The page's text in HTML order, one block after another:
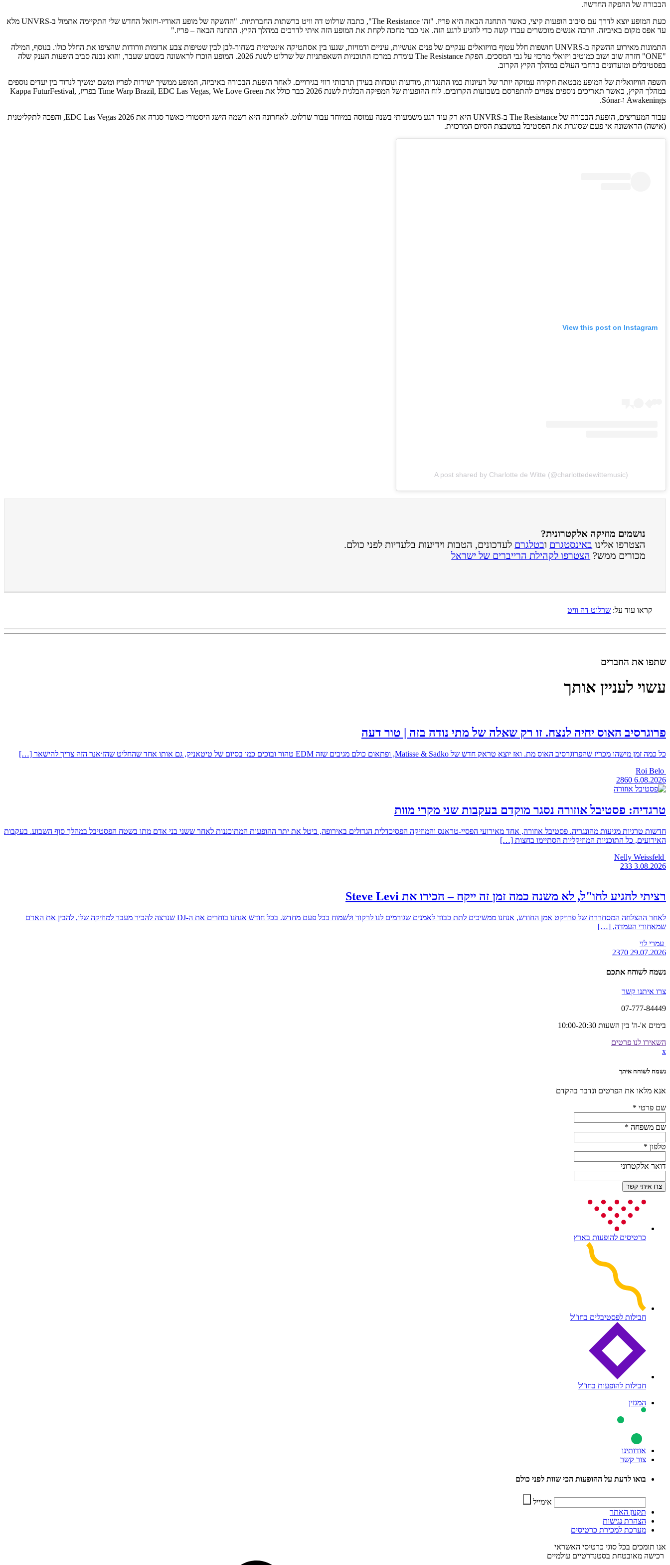
הבכורה של ההפקה החדשה.
כעת המופע יוצא לדרך עם סיבוב הופעות קיצי, כאשר התחנה הבאה היא פריז. "זהו The Resistance", כתבה שרלוט דה וויט ברשתות החברתיות. "ההשקה של מופע האודיו-ויזואל החדש שלי התקיימה אתמול ב-UNVRS מלא
עד אפס מקום באיביזה. הרבה אנשים מוכשרים עבדו קשה כדי להגיע לרגע הזה. אני כבר מחכה לקחת את המופע הזה איתי לדרכים במהלך הקיץ. התחנה הבאה – פריז."
התמונות מאירוע ההשקה ב-UNVRS חושפות חלל עטוף בוויזואלים ענקיים של פנים אנושיות, עיניים ודמויות, שנעו בין אסתטיקה אינטימית בשחור-לבן לבין שטיפות צבע אדומות וורודות שהציפו את החלל כולו. בנוסף, המילה
"ONE" חזרה שוב ושוב כמוטיב ויזואלי מרכזי על גבי המסכים. הפקת The Resistance עומדת במרכז התוכניות השאפתניות של שרלוט לשנת 2026. המופע הוכרז לראשונה בשבוע שעבר, והוא נבנה סביב הופעות הענק שלה
בפסטיבלים ומועדונים ברחבי העולם במהלך הקיץ הקרוב.
השפה הוויזואלית של המופע מבטאת חקירה עמוקה יותר של רעיונות כמו התנגדות, מודעות ונוכחות בעידן תרבותי רווי בגירויים. לאחר הופעת הבכורה באיביזה, המופע ממשיך ישירות לפריז ומשם ימשיך לנדוד בין יעדים נוספים
במהלך הקיץ, כאשר תאריכים נוספים צפויים להתפרסם בשבועות הקרובים. לוח ההופעות של המפיקה הבלגית לשנת 2026 כבר כולל את Time Warp Brazil, EDC Las Vegas, We Love Green בפריז, Kappa FuturFestival,
Awakenings ו-Sónar.
עבור המעריצים, הופעת הבכורה של The Resistance ב-UNVRS היא רק עוד רגע משמעותי בשנה עמוסה במיוחד עבור שרלוט. לאחרונה היא רשמה הישג היסטורי כאשר סגרה את EDC Las Vegas 2026, והפכה לתקליטנית
(אישה) הראשונה אי פעם שסוגרת את הפסטיבל במשבצת הסיום המרכזית.
View this post on Instagram
A post shared by Charlotte de Witte (@charlottedewittemusic)
נושמים מוזיקה אלקטרונית?
הצטרפו אלינו באינסטגרם ובטלגרם לעדכונים, הטבות וידיעות בלעדיות לפני כולם.
מכורים ממש? הצטרפו לקהילת הרייברים של ישראל
קראו עוד על: שרלוט דה וויט
שתפו את החברים
עשוי לעניין אותך
פרוגרסיב האוס יחיה לנצח. זו רק שאלה של מתי נודה בזה | טור דעה
כל כמה זמן מישהו מכריז שהפרוגרסיב האוס מת. ואז יוצא טראק חדש של Matisse & Sadko, ופתאום כולם מגיבים שזה EDM טהור ובוכים כמו בסיום של טיטאניק, גם אותו אחד שהחליט שהז׳אנר הזה צריך להישאר […]
6.08.2026
2860
טרגדיה: פסטיבל אוזורה נסגר מוקדם בעקבות שני מקרי מוות
חדשות טרגיות מגיעות מהונגריה. פסטיבל אוזורה, אחד מאירועי הפסיי-טראנס והמוזיקה הפסיכדלית הגדולים באירופה, ביטל את יתר ההופעות המתוכננות לאחר ששני בני אדם מתו בשטח הפסטיבל במהלך סוף השבוע. בעקבות
האירועים, כל התוכניות המוזיקליות הסתיימו בחצות […]
3.08.2026
233
רציתי להגיע לחו"ל, לא משנה כמה זמן זה ייקח – הכירו את Steve Levi
לאחר ההצלחה המסחררת של פרויקט אמן החודש, אנחנו ממשיכים לתת כבוד לאמנים שגורמים לנו לרקוד ולשמוח בכל פעם מחדש. בכל חודש אנחנו בוחרים את ה-DJ שנרצה להכיר מעבר למוזיקה שלו, להבין את האדם
שמאחורי העמדה, […]
עמרי לוי
29.07.2026
2370
נשמח לשוחח אתכם
צרו איתנו קשר
07-777-84449
בימים א'-ה' בין השעות 10:00-20:30
השאירו לנו פרטים
x
נשמח לשוחח איתך
אנא מלאו את הפרטים ונדבר בהקדם
שם פרטי *
שם משפחה *
טלפון *
דואר אלקטרוני
כרטיסים להופעות בארץ
חבילות לפסטיבלים בחו"ל
חבילות להופעות בחו"ל
המגזין
אודותינו
צור קשר
בואו לדעת על ההופעות הכי שוות לפני כולם
אימייל
תקנון האתר
הצהרת נגישות
מערכת למכירת כרטיסים
אנו תומכים בכל סוגי כרטיסי האשראי
רכישה מאובטחת בסטנדרטיים עולמיים